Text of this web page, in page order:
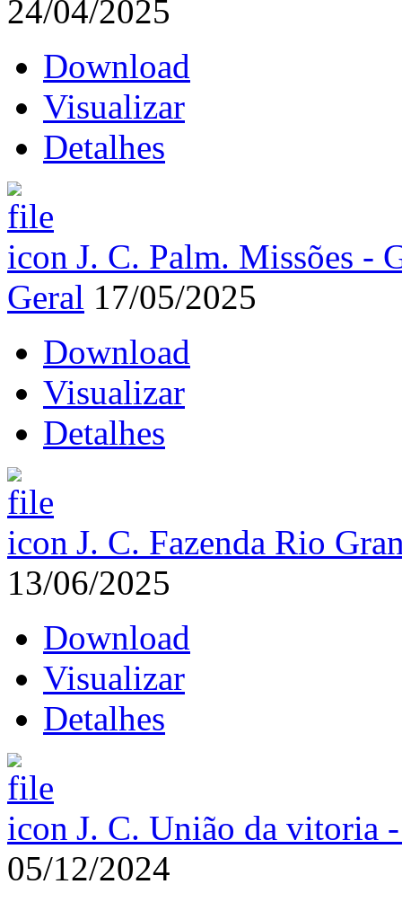
24/04/2025
Download
Visualizar
Detalhes
J. C. Palm. Missões -
Geral 17/05/2025
Download
Visualizar
Detalhes
J. C. Fazenda Rio
13/06/2025
Download
Visualizar
Detalhes
J. C. União da vitoria
05/12/2024